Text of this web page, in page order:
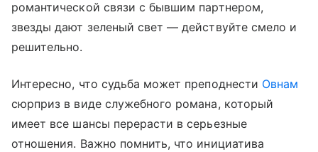
романтической связи с бывшим партнером,
звезды дают зеленый свет — действуйте смело и
решительно.
Интересно, что судьба может преподнести Овнам
сюрприз в виде служебного романа, который
имеет все шансы перерасти в серьезные
отношения. Важно помнить, что инициатива